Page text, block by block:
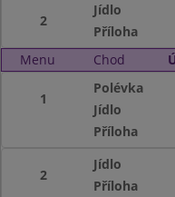
2
Jídlo
Příloha
Menu
Chod
1
Polévka
Jídlo
Příloha
2
Jídlo
Příloha